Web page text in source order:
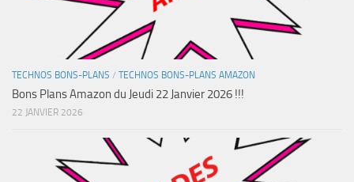
TECHNOS BONS-PLANS / TECHNOS BONS-PLANS AMAZON
Bons Plans Amazon du Jeudi 22 Janvier 2026 !!!
22 JANVIER 2026